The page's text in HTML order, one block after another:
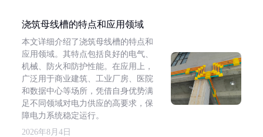
浇筑母线槽的特点和应用领域
本文详细介绍了浇筑母线槽的特点和
应用领域。其特点包括良好的电气、
机械、防火和防护性能。在应用上，
广泛用于商业建筑、工业厂房、医院
和数据中心等场所，凭借自身优势满
足不同领域对电力供应的高要求，保
障电力系统稳定运行。
2026年8月4日